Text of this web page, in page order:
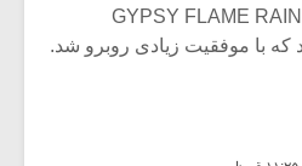
اولین آلبوم خود با عنوان GYPSY FLAME RAIN